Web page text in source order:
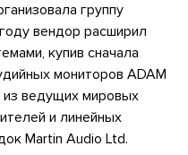
группу
вендор расширил
купив сначала
мониторов ADAM
из ведущих мировых
и линейных
Martin Audio Ltd.